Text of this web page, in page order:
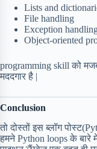
Lists and
File handling
Exception
Object-oriented
programming skill को
मददगार है |
Conclusion
तो दोस्तों इस ब्लॉग
हमने Python loops के बारे